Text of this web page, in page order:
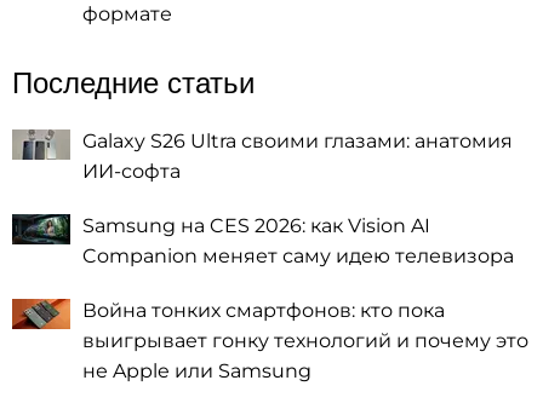
формате
Последние статьи
Galaxy S26 Ultra своими глазами: анатомия
ИИ-софта
Samsung на CES 2026: как Vision AI
Companion меняет саму идею телевизора
Война тонких смартфонов: кто пока
выигрывает гонку технологий и почему это
не Apple или Samsung